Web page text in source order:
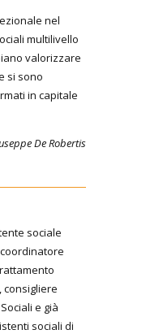
nel
multilivello
valorizzare
si sono
in capitale
De Robertis
sociale
consigliere
e già
sociali di